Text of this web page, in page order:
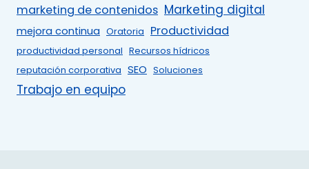
marketing de contenidos Marketing digital
mejora continua Oratoria Productividad
productividad personal Recursos hídricos
reputación corporativa SEO Soluciones
Trabajo en equipo